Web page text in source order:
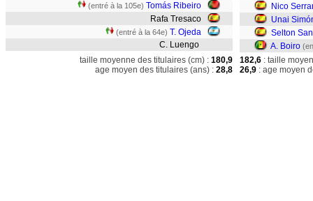
(entré à la 105e) Tomás Ribeiro
Rafa Tresaco
(entré à la 64e) T. Ojeda
C. Luengo
Nico
Unai
Selton
A. Boiro
taille moyenne des titulaires (cm) : 180,9
age moyen des titulaires (ans) : 28,8
182,6 : taille
26,9 : age moyen